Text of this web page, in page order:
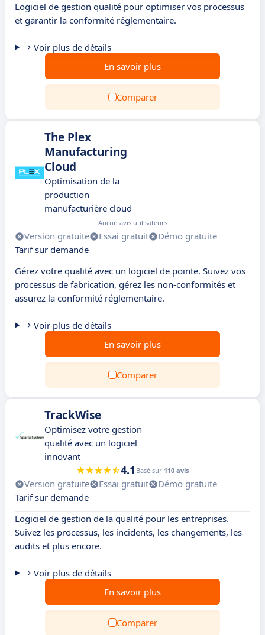
Logiciel de gestion qualité pour optimiser vos processus
et garantir la conformité réglementaire.
Voir plus de détails
En savoir plus
Comparer
The Plex
Manufacturing
Cloud
Optimisation de la
production
manufacturière cloud
Aucun avis utilisateurs
Version gratuite Essai gratuit
Démo gratuite
Tarif sur demande
Gérez votre qualité avec un logiciel de pointe. Suivez vos
processus de fabrication, gérez les non-conformités et
assurez la conformité réglementaire.
Voir plus de détails
En savoir plus
Comparer
TrackWise
Optimisez votre gestion
qualité avec un logiciel
innovant
4.1 Basé sur 110 avis
Version gratuite Essai gratuit
Démo gratuite
Tarif sur demande
Logiciel de gestion de la qualité pour les entreprises.
Suivez les processus, les incidents, les changements, les
audits et plus encore.
Voir plus de détails
En savoir plus
Comparer